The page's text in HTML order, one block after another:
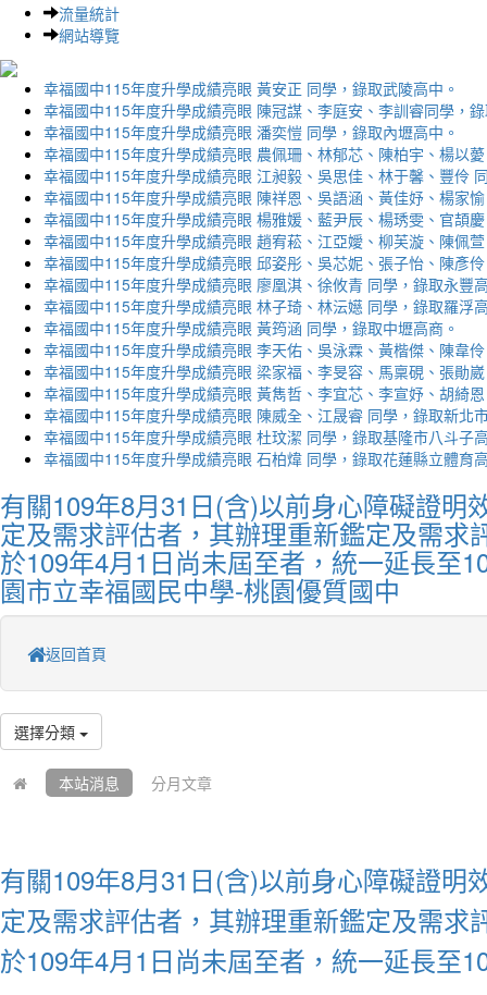
流量統計
網站導覽
幸福國中115年度升學成績亮眼 黃安正 同學，錄取武陵高中。
幸福國中115年度升學成績亮眼 陳冠謀、李庭安、李訓睿同學，
幸福國中115年度升學成績亮眼 潘奕愷 同學，錄取內壢高中。
幸福國中115年度升學成績亮眼 農佩珊、林郁芯、陳柏宇、楊以
幸福國中115年度升學成績亮眼 江昶毅、吳思佳、林于馨、豐伶
幸福國中115年度升學成績亮眼 陳祥恩、吳語涵、黃佳妤、楊家
幸福國中115年度升學成績亮眼 楊雅媛、藍尹辰、楊琇雯、官頡
幸福國中115年度升學成績亮眼 趙宥菘、江亞嬡、柳芙漩、陳佩
幸福國中115年度升學成績亮眼 邱姿彤、吳芯妮、張子怡、陳彥
幸福國中115年度升學成績亮眼 廖凰淇、徐攸青 同學，錄取永豐
幸福國中115年度升學成績亮眼 林子琦、林沄嬨 同學，錄取羅浮
幸福國中115年度升學成績亮眼 黃筠涵 同學，錄取中壢高商。
幸福國中115年度升學成績亮眼 李天佑、吳泳霖、黃楷傑、陳韋
幸福國中115年度升學成績亮眼 梁家福、李旻容、馬稟硯、張勛
幸福國中115年度升學成績亮眼 黃雋哲、李宜芯、李宣妤、胡綺
幸福國中115年度升學成績亮眼 陳威全、江晟睿 同學，錄取新北
幸福國中115年度升學成績亮眼 杜玟潔 同學，錄取基隆市八斗子
幸福國中115年度升學成績亮眼 石柏煒 同學，錄取花蓮縣立體育
有關109年8月31日(含)以前身心障礙證明
定及需求評估者，其辦理重新鑑定及需求
於109年4月1日尚未屆至者，統一延長至
園市立幸福國民中學-桃園優質國中
返回首頁
選擇分類
本站消息 分月文章
有關109年8月31日(含)以前身心障礙證明
定及需求評估者，其辦理重新鑑定及需求
於109年4月1日尚未屆至者，統一延長至